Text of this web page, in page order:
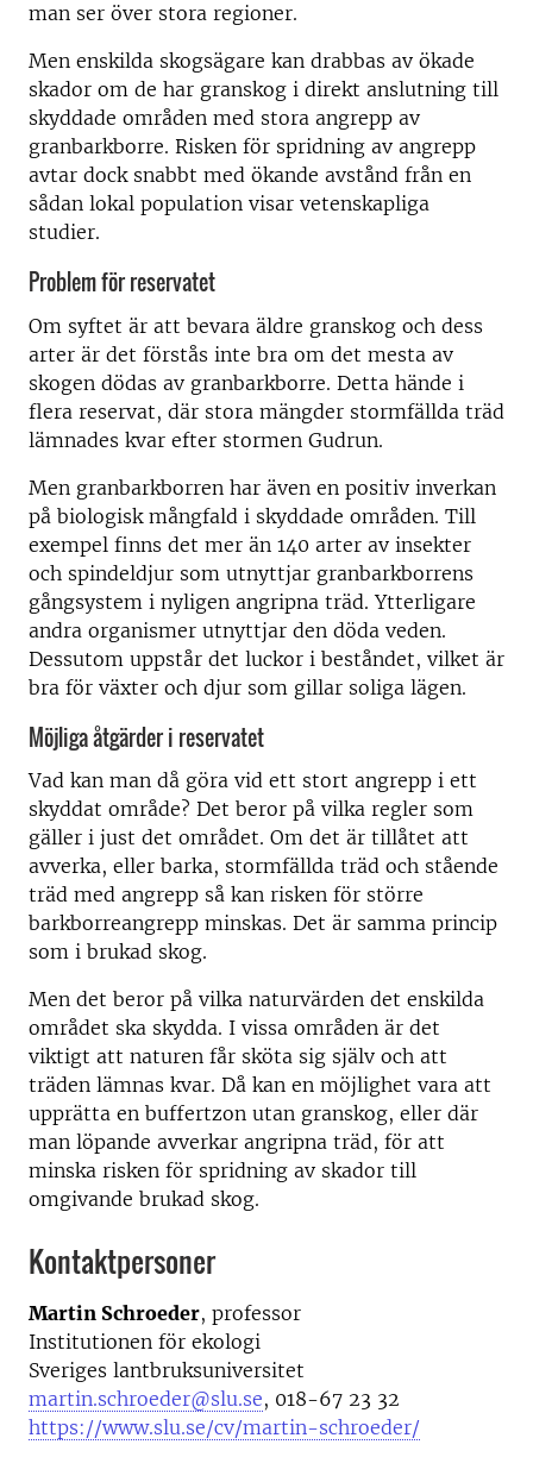
man ser över stora regioner.
Men enskilda skogsägare kan drabbas av ökade
skador om de har granskog i direkt anslutning till
skyddade områden med stora angrepp av
granbarkborre. Risken för spridning av angrepp
avtar dock snabbt med ökande avstånd från en
sådan lokal population visar vetenskapliga
studier.
Problem för reservatet
Om syftet är att bevara äldre granskog och dess
arter är det förstås inte bra om det mesta av
skogen dödas av granbarkborre. Detta hände i
flera reservat, där stora mängder stormfällda träd
lämnades kvar efter stormen Gudrun.
Men granbarkborren har även en positiv inverkan
på biologisk mångfald i skyddade områden. Till
exempel finns det mer än 140 arter av insekter
och spindeldjur som utnyttjar granbarkborrens
gångsystem i nyligen angripna träd. Ytterligare
andra organismer utnyttjar den döda veden.
Dessutom uppstår det luckor i beståndet, vilket är
bra för växter och djur som gillar soliga lägen.
Möjliga åtgärder i reservatet
Vad kan man då göra vid ett stort angrepp i ett
skyddat område? Det beror på vilka regler som
gäller i just det området. Om det är tillåtet att
avverka, eller barka, stormfällda träd och stående
träd med angrepp så kan risken för större
barkborreangrepp minskas. Det är samma princip
som i brukad skog.
Men det beror på vilka naturvärden det enskilda
området ska skydda. I vissa områden är det
viktigt att naturen får sköta sig själv och att
träden lämnas kvar. Då kan en möjlighet vara att
upprätta en buffertzon utan granskog, eller där
man löpande avverkar angripna träd, för att
minska risken för spridning av skador till
omgivande brukad skog.
Kontaktpersoner
Martin Schroeder, professor
Institutionen för ekologi
Sveriges lantbruksuniversitet
martin.schroeder@slu.se, 018-67 23 32
https://www.slu.se/cv/martin-schroeder/